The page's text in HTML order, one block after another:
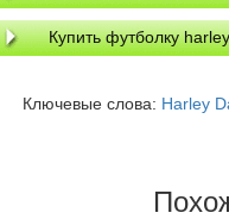
Купить футболку
Ключевые слова: Harley